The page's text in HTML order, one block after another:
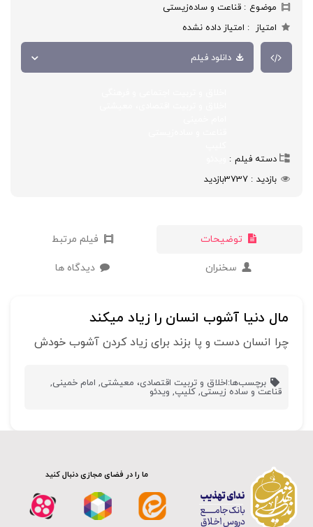
موضوع
قناعت و ساده‌زیستی
امتیاز
امتیاز داده نشده
دانلود فیلم
دسته فیلم
بازدید
3737بازدید
توضیحات فیلم مرتبط
سخنران دیدگاه ها
مال دنیا آشوب انسان را زیاد میکند
چرا انسان دست و پا بزند برای زیاد کردن آشوب خودش
برچسب‌ها:اخلاق و تربیت اقتصادی، معیشتی, امام خمینی,
قناعت و ساده زیستی, کلیپ, ویدئو
ما را در فضای مجازی دنبال کنید